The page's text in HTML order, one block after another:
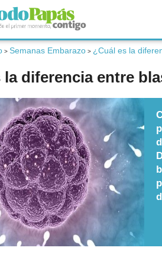
> Semanas Embarazo > ¿Cuál es la
la diferencia entre